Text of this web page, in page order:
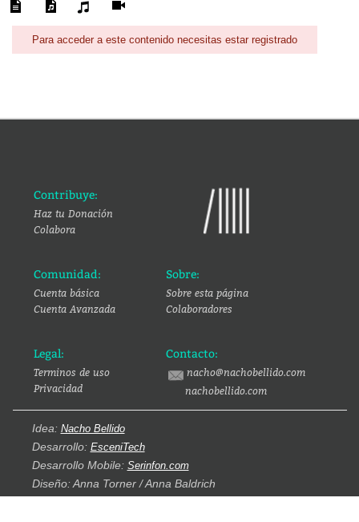
Para acceder a este contenido necesitas estar registrado
Contribuye:
Haz tu Donación
Colabora
Comunidad:
Cuenta básica
Cuenta Avanzada
Sobre:
Sobre esta página
Colaboradores
Legal:
Terminos de uso
Privacidad
Contacto:
nacho@nachobellido.com
nachobellido.com
Idea: Nacho Bellido
Desarrollo: EsceniTech
Desarrollo Mobile: Serinfon.com
Diseño: Anna Torner / Anna Baldrich